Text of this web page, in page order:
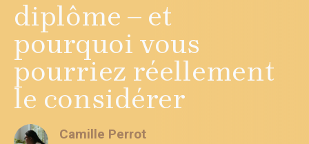
diplôme – et
pourquoi vous
pourriez réellement
le considérer
Camille Perrot